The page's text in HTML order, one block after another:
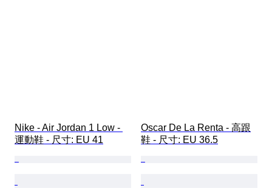
Nike - Air Jordan 1 Low -
運動鞋 - 尺寸: EU 41
Oscar De La Renta - 高跟
鞋 - 尺寸: EU 36.5